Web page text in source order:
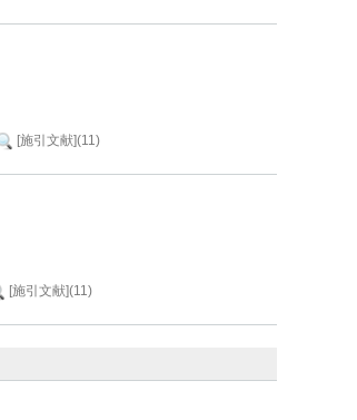
[施引文献](11)
[施引文献](11)